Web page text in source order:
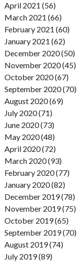
April 2021 (56)
March 2021 (66)
February 2021 (60)
January 2021 (62)
December 2020 (50)
November 2020 (45)
October 2020 (67)
September 2020 (70)
August 2020 (69)
July 2020 (71)
June 2020 (73)
May 2020 (48)
April 2020 (72)
March 2020 (93)
February 2020 (77)
January 2020 (82)
December 2019 (78)
November 2019 (75)
October 2019 (65)
September 2019 (70)
August 2019 (74)
July 2019 (89)